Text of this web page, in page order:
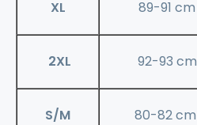
XL 89-91 cm
2XL 92-93 cm
S/M 80-82 cm